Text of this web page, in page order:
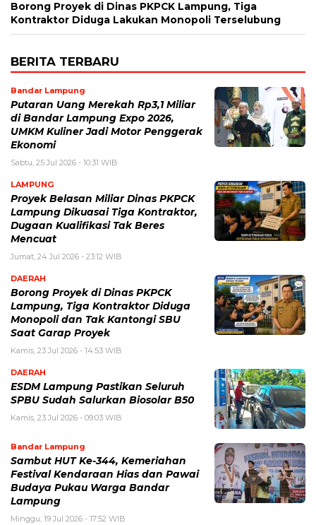
Borong Proyek di Dinas PKPCK Lampung, Tiga
Kontraktor Diduga Lakukan Monopoli Terselubung
BERITA TERBARU
Bandar Lampung
Putaran Uang Merekah Rp3,1 Miliar
di Bandar Lampung Expo 2026,
UMKM Kuliner Jadi Motor Penggerak
Ekonomi
Sabtu, 25 Jul 2026 - 10:31 WIB
LAMPUNG
Proyek Belasan Miliar Dinas PKPCK
Lampung Dikuasai Tiga Kontraktor,
Dugaan Kualifikasi Tak Beres
Mencuat
Jumat, 24 Jul 2026 - 23:12 WIB
DAERAH
Borong Proyek di Dinas PKPCK
Lampung, Tiga Kontraktor Diduga
Monopoli dan Tak Kantongi SBU
Saat Garap Proyek
Kamis, 23 Jul 2026 - 14:53 WIB
DAERAH
ESDM Lampung Pastikan Seluruh
SPBU Sudah Salurkan Biosolar B50
Kamis, 23 Jul 2026 - 09:03 WIB
Bandar Lampung
Sambut HUT Ke-344, Kemeriahan
Festival Kendaraan Hias dan Pawai
Budaya Pukau Warga Bandar
Lampung
Minggu, 19 Jul 2026 - 17:52 WIB